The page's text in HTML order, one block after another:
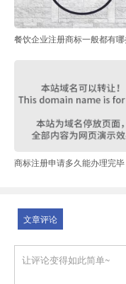
商标注册申请多久能办理完毕
文章评论